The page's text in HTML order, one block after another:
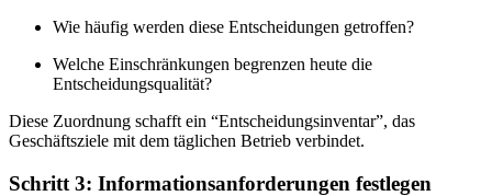
Wie häufig werden diese Entscheidungen getroffen?
Welche Einschränkungen begrenzen heute die
Entscheidungsqualität?
Diese Zuordnung schafft ein “Entscheidungsinventar”, das
Geschäftsziele mit dem täglichen Betrieb verbindet.
Schritt 3: Informationsanforderungen festlegen